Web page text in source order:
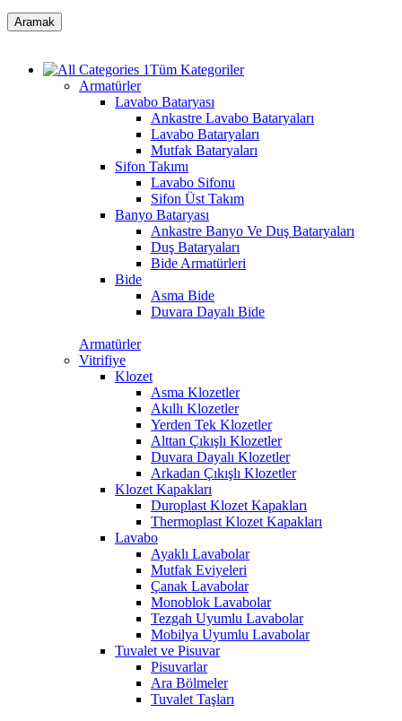
Aramak
Tüm Kategoriler
Armatürler
Lavabo Bataryası
Ankastre Lavabo Bataryaları
Lavabo Bataryaları
Mutfak Bataryaları
Sifon Takımı
Lavabo Sifonu
Sifon Üst Takım
Banyo Bataryası
Ankastre Banyo Ve Duş Bataryaları
Duş Bataryaları
Bide Armatürleri
Bide
Asma Bide
Duvara Dayalı Bide
Armatürler
Vitrifiye
Klozet
Asma Klozetler
Akıllı Klozetler
Yerden Tek Klozetler
Alttan Çıkışlı Klozetler
Duvara Dayalı Klozetler
Arkadan Çıkışlı Klozetler
Klozet Kapakları
Duroplast Klozet Kapakları
Thermoplast Klozet Kapakları
Lavabo
Ayaklı Lavabolar
Mutfak Eviyeleri
Çanak Lavabolar
Monoblok Lavabolar
Tezgah Uyumlu Lavabolar
Mobilya Uyumlu Lavabolar
Tuvalet ve Pisuvar
Pisuvarlar
Ara Bölmeler
Tuvalet Taşları